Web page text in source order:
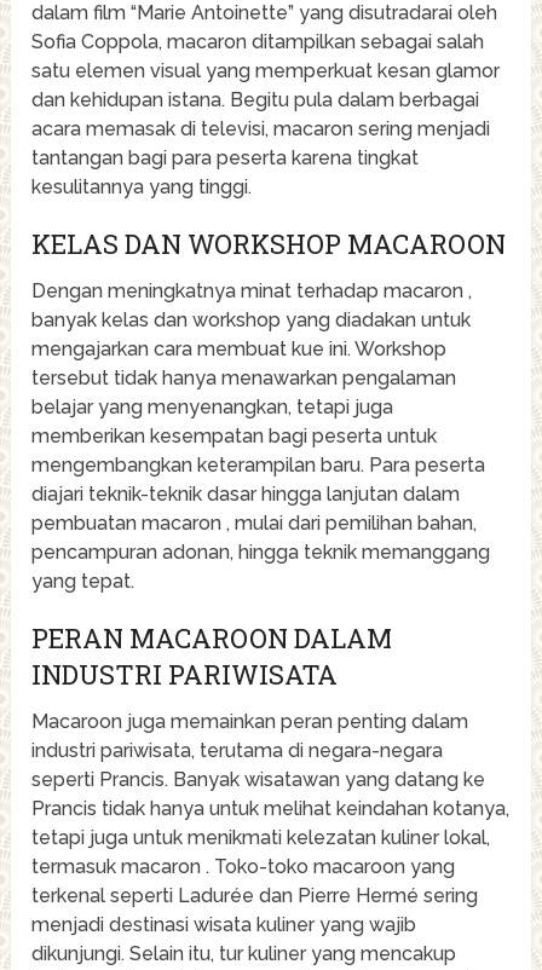
dalam film “Marie Antoinette” yang disutradarai oleh
Sofia Coppola, macaron ditampilkan sebagai salah
satu elemen visual yang memperkuat kesan glamor
dan kehidupan istana. Begitu pula dalam berbagai
acara memasak di televisi, macaron sering menjadi
tantangan bagi para peserta karena tingkat
kesulitannya yang tinggi.
KELAS DAN WORKSHOP MACAROON
Dengan meningkatnya minat terhadap macaron ,
banyak kelas dan workshop yang diadakan untuk
mengajarkan cara membuat kue ini. Workshop
tersebut tidak hanya menawarkan pengalaman
belajar yang menyenangkan, tetapi juga
memberikan kesempatan bagi peserta untuk
mengembangkan keterampilan baru. Para peserta
diajari teknik-teknik dasar hingga lanjutan dalam
pembuatan macaron , mulai dari pemilihan bahan,
pencampuran adonan, hingga teknik memanggang
yang tepat.
PERAN MACAROON DALAM
INDUSTRI PARIWISATA
Macaroon juga memainkan peran penting dalam
industri pariwisata, terutama di negara-negara
seperti Prancis. Banyak wisatawan yang datang ke
Prancis tidak hanya untuk melihat keindahan kotanya,
tetapi juga untuk menikmati kelezatan kuliner lokal,
termasuk macaron . Toko-toko macaroon yang
terkenal seperti Ladurée dan Pierre Hermé sering
menjadi destinasi wisata kuliner yang wajib
dikunjungi. Selain itu, tur kuliner yang mencakup